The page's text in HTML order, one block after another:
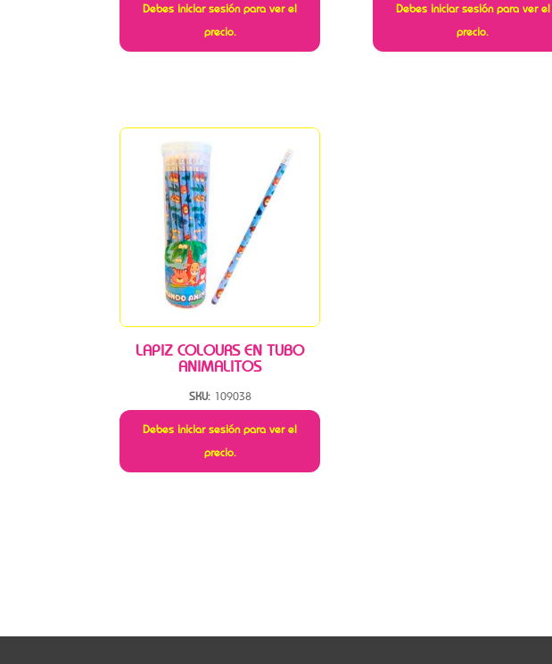
Debes iniciar sesión para ver el
precio.
Debes iniciar sesión para ver el
precio.
LAPIZ COLOURS EN TUBO
ANIMALITOS
SKU: 109038
Debes iniciar sesión para ver el
precio.